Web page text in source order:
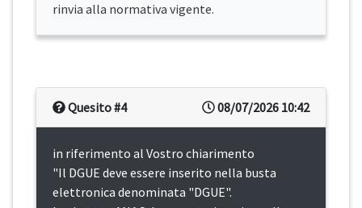
rinvia alla normativa vigente.
08/07/2026 10:42
Quesito #4
in riferimento al Vostro chiarimento
"Il DGUE deve essere inserito nella busta
elettronica denominata "DGUE".